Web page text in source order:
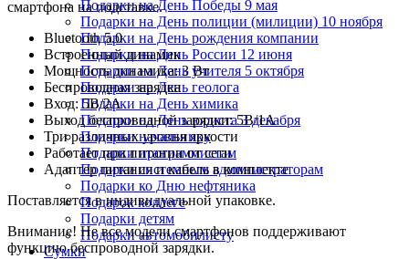
Подарки на День Победы 9 мая
Подарки на День полиции (милиции) 10 ноября
Подарки на День рождения компании
Подарки на День России 12 июня
Подарки на День учителя 5 октября
Подарки на День геолога
Подарки на День химика
Подарки на День юриста 3 декабря
Подарки начальнику
Подарки программистам
Подарки системным администраторам
Подарки ко Дню нефтяника
Подарок коллеге
Подарки детям
Подарки автомобилисту
Сумки
смартфона на подставке.
Bluetooth 5.0
Встроенный динамик
Мощность динамика: 3 Вт
Беспроводная зарядка
Вход: 5В/2A
Выход беспроводной зарядки: 5В/1A
Три различных уровня яркости
Работает при питании от сети
Адаптер питания и кабель в комплекте
Поставляется в индивидуальной упаковке.
Внимание! Не все модели смартфонов поддерживают
функцию беспроводной зарядки.